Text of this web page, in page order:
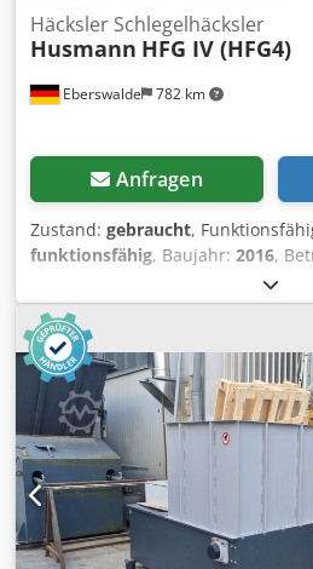
Eberswalde 782 km
Häcksler Schlegelhäcksler
Husmann HFG IV (HFG4)
Anfragen
Zustand: gebraucht,
funktionsfähig, Baujahr: 2016,
80 km/h
kg, Gesamthöhe:2’500 mm,
Gesamtbreite:
Maschinen-/Fahrzeugnummer:
dieser gebrauchte Husmann HFG
Baujahr 2016. Betriebsstunden:
Schlegelspitzen erst vor wenigen
ausgewechselt. Einige
werden mitgeliefert. Alle 8
Betriebsstunden neu
sowie AdBlue Sensoren neu.
Deichsel, daher aktuell keine